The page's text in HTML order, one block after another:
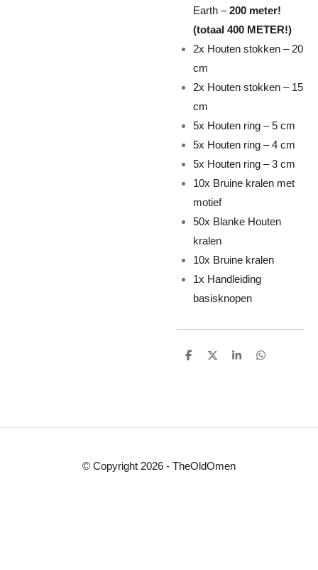
Earth –200 meter!
(totaal 400 METER!)
2x Houten stokken – 20
cm
2x Houten stokken – 15
cm
5x Houten ring – 5 cm
5x Houten ring – 4 cm
5x Houten ring – 3 cm
10x Bruine kralen met
motief
50x Blanke Houten
kralen
10x Bruine kralen
1x Handleiding
basisknopen
D
D
S
D
© Copyright 2026 - TheOldOmen